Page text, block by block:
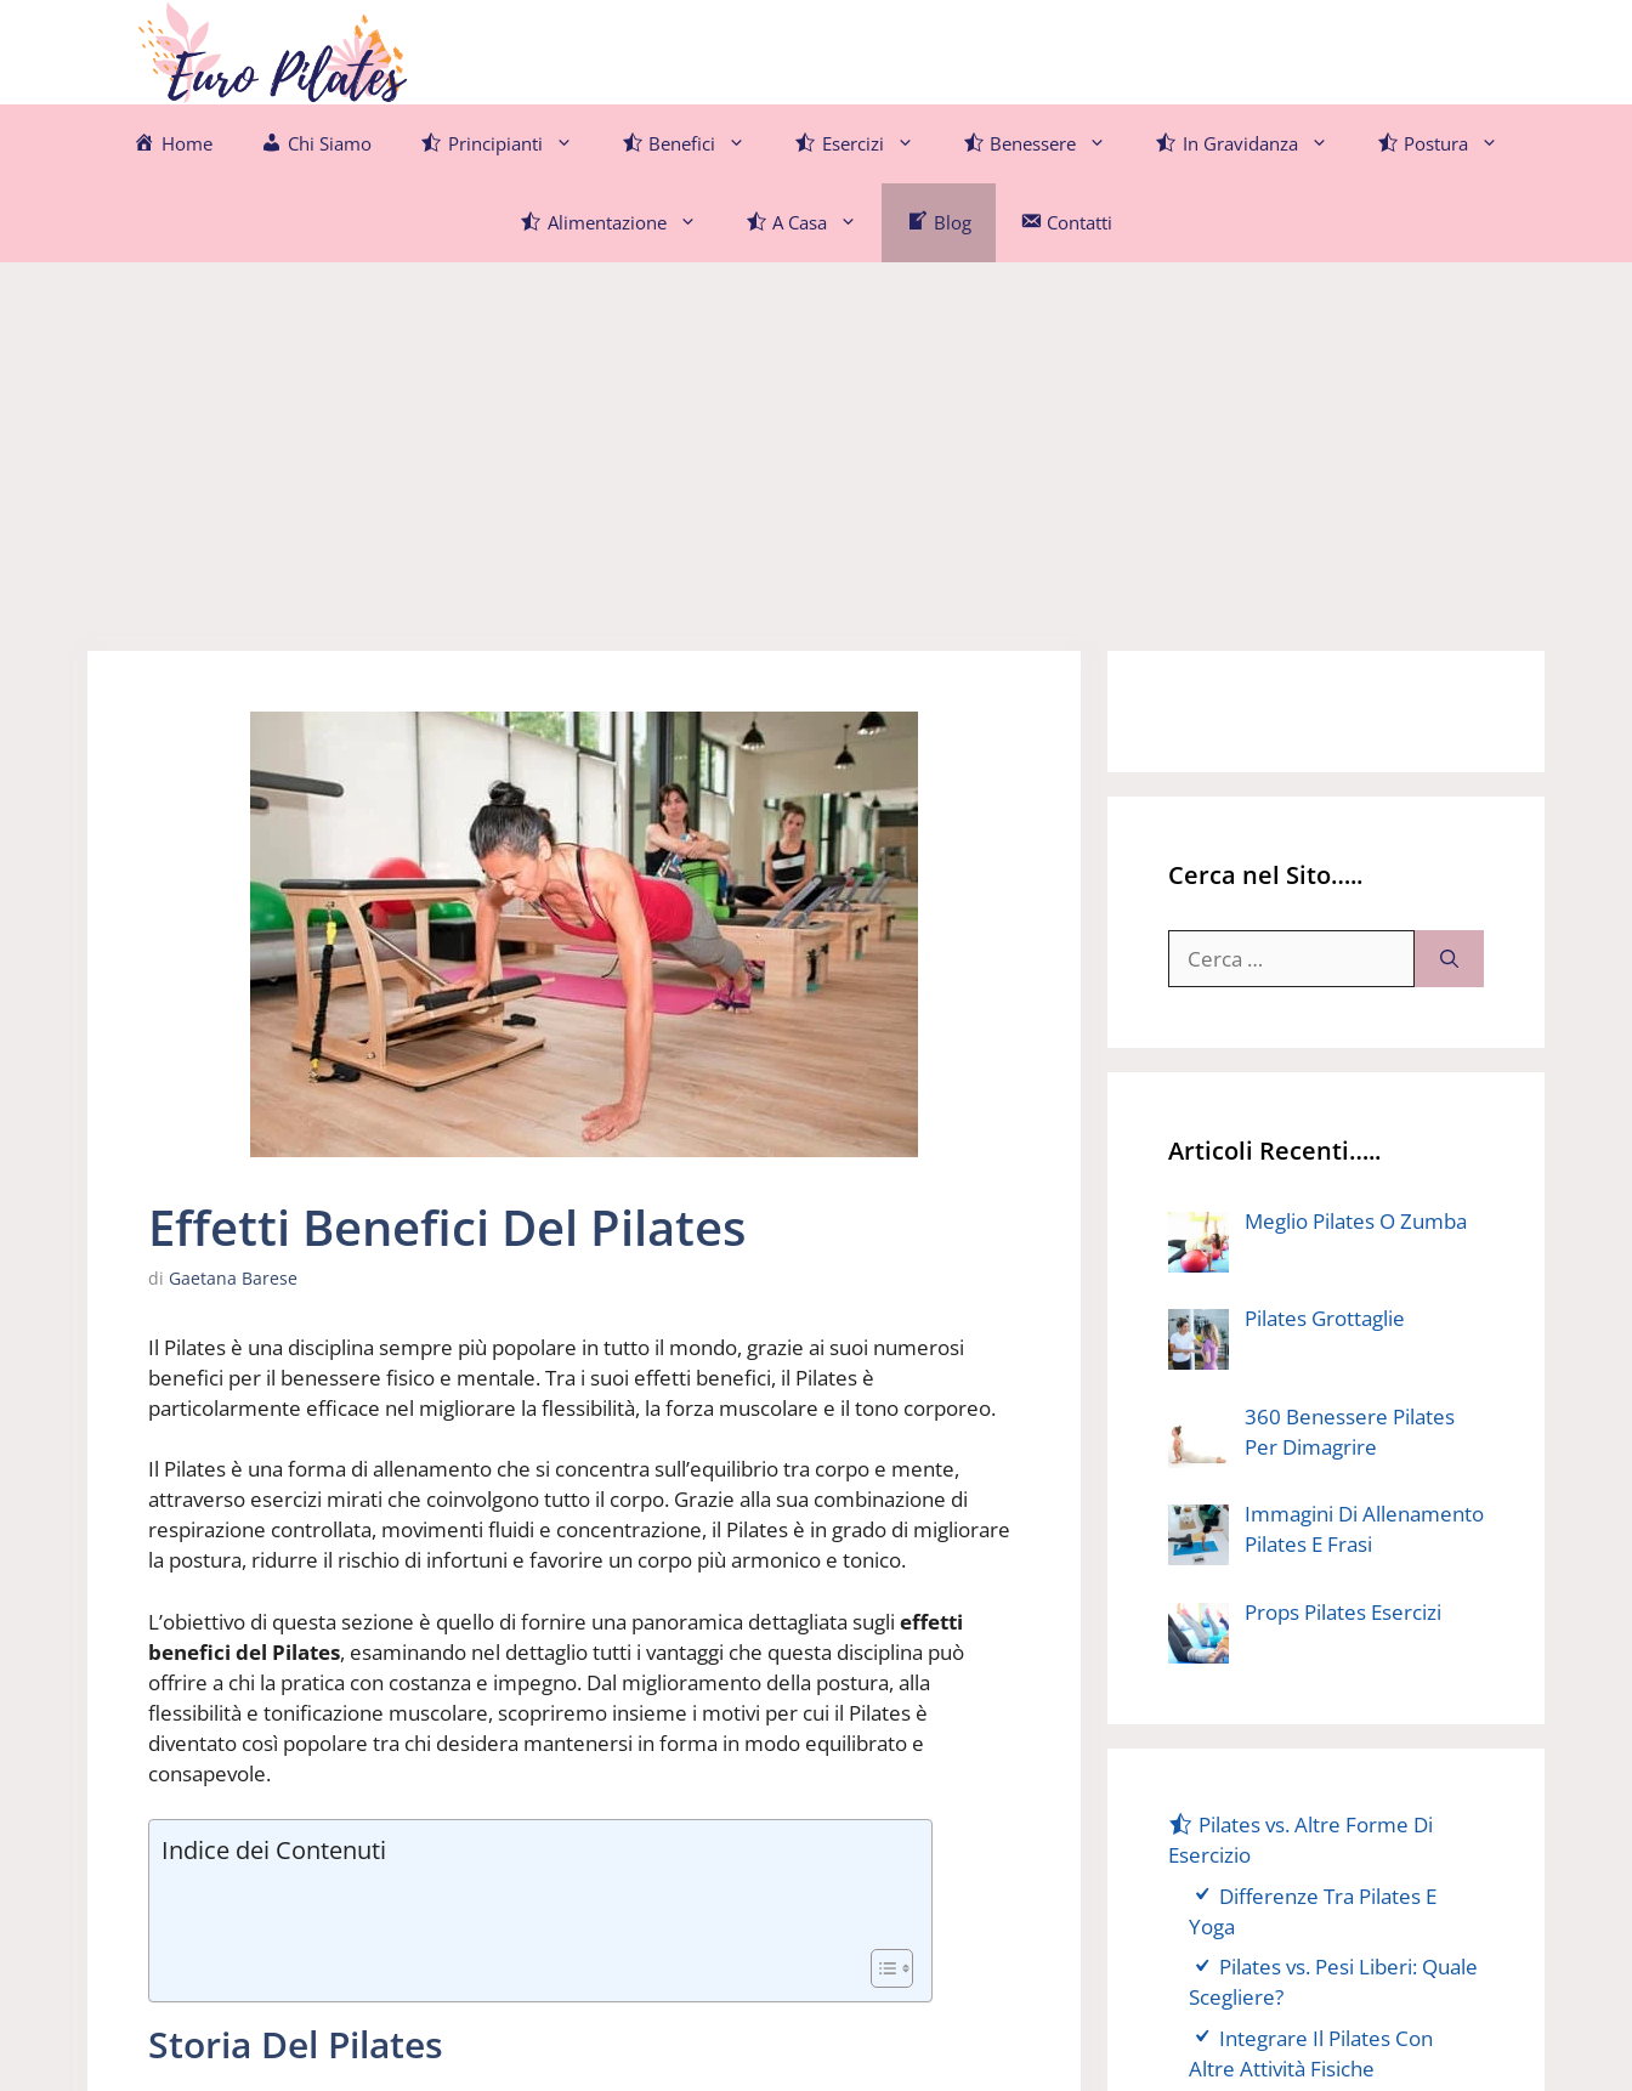
Home Chi Siamo Principianti Benefici Esercizi Benessere In Gravidanza Postura
Alimentazione A Casa Blog Contatti
Effetti Benefici Del Pilates
di Gaetana Barese
Il Pilates è una disciplina sempre più popolare in tutto il mondo, grazie ai suoi numerosi
benefici per il benessere fisico e mentale. Tra i suoi effetti benefici, il Pilates è
particolarmente efficace nel migliorare la flessibilità, la forza muscolare e il tono corporeo.
Il Pilates è una forma di allenamento che si concentra sull’equilibrio tra corpo e mente,
attraverso esercizi mirati che coinvolgono tutto il corpo. Grazie alla sua combinazione di
respirazione controllata, movimenti fluidi e concentrazione, il Pilates è in grado di migliorare
la postura, ridurre il rischio di infortuni e favorire un corpo più armonico e tonico.
L’obiettivo di questa sezione è quello di fornire una panoramica dettagliata sugli effetti
benefici del Pilates, esaminando nel dettaglio tutti i vantaggi che questa disciplina può
offrire a chi la pratica con costanza e impegno. Dal miglioramento della postura, alla
flessibilità e tonificazione muscolare, scopriremo insieme i motivi per cui il Pilates è
diventato così popolare tra chi desidera mantenersi in forma in modo equilibrato e
consapevole.
Indice dei Contenuti
Storia Del Pilates
Cerca nel Sito…..
per:
Articoli Recenti…..
Meglio Pilates O Zumba
Pilates Grottaglie
360 Benessere Pilates
Per Dimagrire
Immagini Di Allenamento
Pilates E Frasi
Props Pilates Esercizi
Pilates vs. Altre Forme Di
Esercizio
Differenze Tra Pilates E
Yoga
Pilates vs. Pesi Liberi: Quale
Scegliere?
Integrare Il Pilates Con
Altre Attività Fisiche